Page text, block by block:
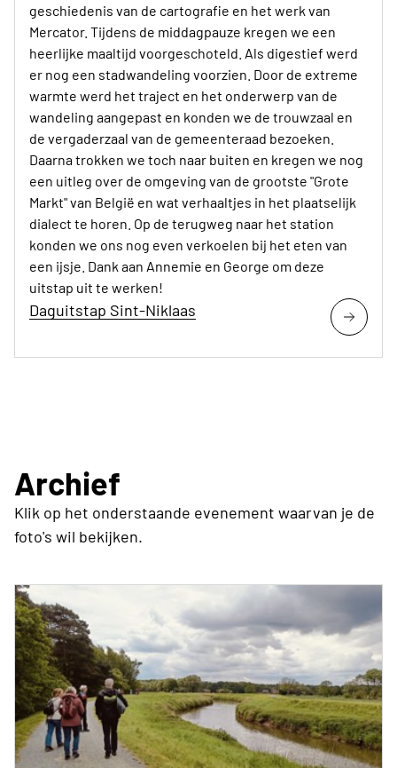
geschiedenis van de cartografie en het werk van
Mercator. Tijdens de middagpauze kregen we een
heerlijke maaltijd voorgeschoteld. Als digestief werd
er nog een stadwandeling voorzien. Door de extreme
warmte werd het traject en het onderwerp van de
wandeling aangepast en konden we de trouwzaal en
de vergaderzaal van de gemeenteraad bezoeken.
Daarna trokken we toch naar buiten en kregen we nog
een uitleg over de omgeving van de grootste "Grote
Markt" van België en wat verhaaltjes in het plaatselijk
dialect te horen. Op de terugweg naar het station
konden we ons nog even verkoelen bij het eten van
een ijsje. Dank aan Annemie en George om deze
uitstap uit te werken!
Daguitstap Sint-Niklaas
Archief
Klik op het onderstaande evenement waarvan je de
foto's wil bekijken.